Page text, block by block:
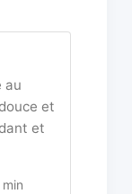
au
et
et